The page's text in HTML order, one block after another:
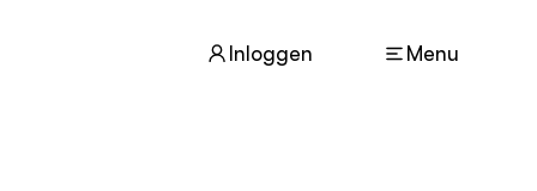
Inloggen Menu